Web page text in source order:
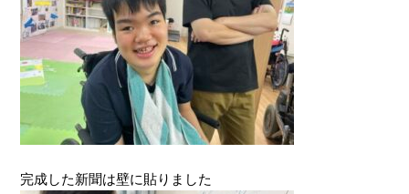
完成した新聞は壁に貼りました